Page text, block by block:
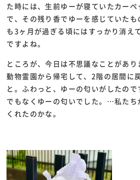
た時には、生前ゆーが寝ていたカー
で、その残り香でゆーを感じていた
も3ヶ月が過ぎる頃にはすっかり消え
ですよね。
ところが、今日は不思議なことがあり
動物霊園から帰宅して、2階の居間に
と。ふわっと、ゆーの匂いがしたの
でもなくゆーの匂いでした。…私たち
くれたのかな。